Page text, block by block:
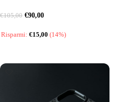
€105,00 €90,00
Risparmi: €15,00 (14%)